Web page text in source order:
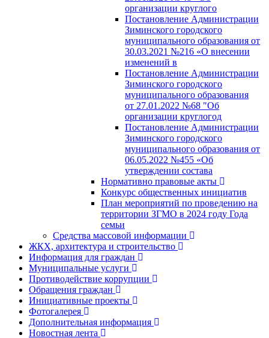
организации круглого
Постановление Администрации
Зиминского городского
муниципального образования от
30.03.2021 №216 «О внесении
изменений в
Постановление Администрации
Зиминского городского
муниципального образования
от 27.01.2022 №68 "Об
организации круглогод
Постановление Администрации
Зиминского городского
муниципального образования от
06.05.2022 №455 «Об
утверждении состава
Нормативно правовые акты
Конкурс общественных инициатив
План мероприятий по проведению на
территории ЗГМО в 2024 году Года
семьи
Средства массовой информации
ЖКХ, архитектура и строительство
Информация для граждан
Муниципальные услуги
Противодействие коррупции
Обращения граждан
Инициативные проекты
Фотогалерея
Дополнительная информация
Новостная лента